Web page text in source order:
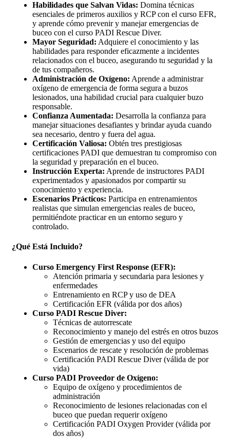
Habilidades que Salvan Vidas: Domina técnicas
esenciales de primeros auxilios y RCP con el curso EFR,
y aprende cómo prevenir y manejar emergencias de
buceo con el curso PADI Rescue Diver.
Mayor Seguridad: Adquiere el conocimiento y las
habilidades para responder eficazmente a incidentes
relacionados con el buceo, asegurando tu seguridad y la
de tus compañeros.
Administración de Oxígeno: Aprende a administrar
oxígeno de emergencia de forma segura a buzos
lesionados, una habilidad crucial para cualquier buzo
responsable.
Confianza Aumentada: Desarrolla la confianza para
manejar situaciones desafiantes y brindar ayuda cuando
sea necesario, dentro y fuera del agua.
Certificación Valiosa: Obtén tres prestigiosas
certificaciones PADI que demuestran tu compromiso con
la seguridad y preparación en el buceo.
Instrucción Experta: Aprende de instructores PADI
experimentados y apasionados por compartir su
conocimiento y experiencia.
Escenarios Prácticos: Participa en entrenamientos
realistas que simulan emergencias reales de buceo,
permitiéndote practicar en un entorno seguro y
controlado.
¿Qué Está Incluido?
Curso Emergency First Response (EFR):
Atención primaria y secundaria para lesiones y
enfermedades
Entrenamiento en RCP y uso de DEA
Certificación EFR (válida por dos años)
Curso PADI Rescue Diver:
Técnicas de autorrescate
Reconocimiento y manejo del estrés en otros buzos
Gestión de emergencias y uso del equipo
Escenarios de rescate y resolución de problemas
Certificación PADI Rescue Diver (válida de por
vida)
Curso PADI Proveedor de Oxígeno:
Equipo de oxígeno y procedimientos de
administración
Reconocimiento de lesiones relacionadas con el
buceo que puedan requerir oxígeno
Certificación PADI Oxygen Provider (válida por
dos años)